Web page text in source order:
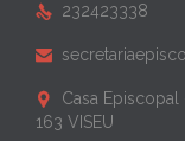
 232423338


Casa Episcopal
163 VISEU